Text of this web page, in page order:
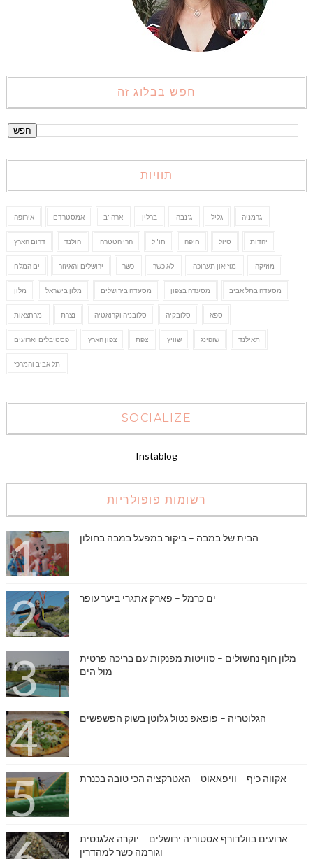
חפש בבלוג זה
תוויות
אירופה אמסטרדם ארה"ב ברלין ג'נבה גליל גרמניה
דרום הארץ הולנד הרי הטטרה חו"ל חיפה טיול יהדות
ים המלח ירושלים והאיזור כשר לא כשר מוזיאון תערוכה מוזיקה
מלון מלון בישראל מסעדה בירושלים מסעדה בצפון מסעדה בתל אביב
מרחצאות נצרת סלובניה וקרואטיה סלובקיה ספא
פסטיבלים וארועים צפון הארץ צפת שוויץ שופינג תאילנד
תל אביב והמרכז
SOCIALIZE
Instablog
רשומות פופולריות
הבית של במבה – ביקור במפעל במבה בחולון
ים כרמל – פארק אתגרי ביער עופר
מלון חוף נחשולים – סוויטות מפנקות עם בריכה פרטית
מול הים
הגלוטריה – פופאפ נטול גלוטן בשוק הפשפשים
אקווה כיף – וויפאאוט – האטרקציה הכי טובה בכנרת
ארועים בוולדורף אסטוריה ירושלים – יוקרה אלגנטית
וגורמה כשר למהדרין